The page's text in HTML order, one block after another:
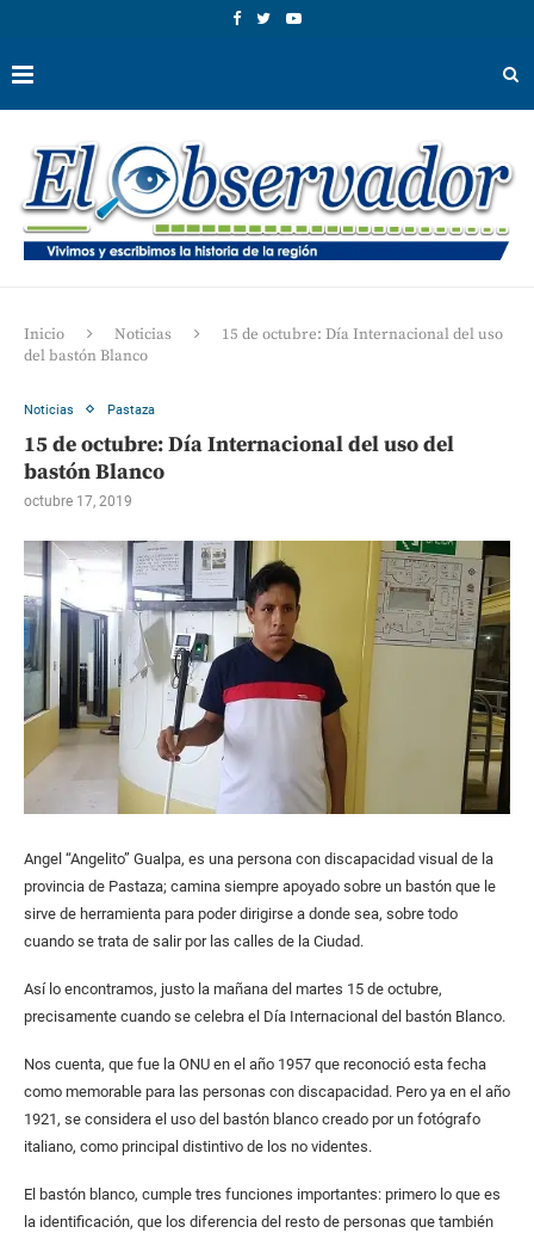
Inicio Noticias
15 de octubre: Día Internacional del uso
del bastón Blanco
Noticias Pastaza
15 de octubre: Día Internacional del uso del
bastón Blanco
octubre 17, 2019
Angel “Angelito” Gualpa, es una persona con discapacidad visual de la
provincia de Pastaza; camina siempre apoyado sobre un bastón que le
sirve de herramienta para poder dirigirse a donde sea, sobre todo
cuando se trata de salir por las calles de la Ciudad.
Así lo encontramos, justo la mañana del martes 15 de octubre,
precisamente cuando se celebra el Día Internacional del bastón Blanco.
Nos cuenta, que fue la ONU en el año 1957 que reconoció esta fecha
como memorable para las personas con discapacidad. Pero ya en el año
1921, se considera el uso del bastón blanco creado por un fotógrafo
italiano, como principal distintivo de los no videntes.
El bastón blanco, cumple tres funciones importantes: primero lo que es
la identificación, que los diferencia del resto de personas que también